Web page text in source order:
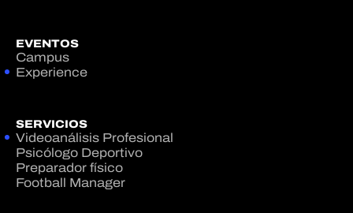
EVENTOS
Campus
Experience
SERVICIOS
Videoanálisis Profesional
Psicólogo Deportivo
Preparador físico
Football Manager